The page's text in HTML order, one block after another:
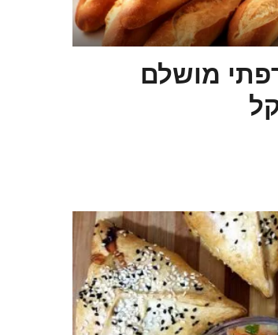
מושלם